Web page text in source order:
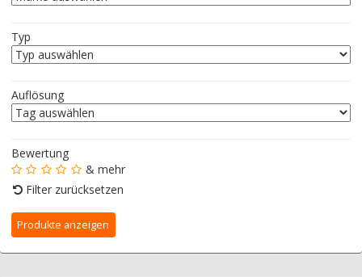
Typ
Auflösung
Bewertung
& mehr
Filter zurücksetzen